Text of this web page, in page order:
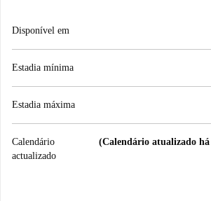
Disponível em
Estadia mínima
Estadia máxima
Calendário
actualizado
(Calendário atualizado